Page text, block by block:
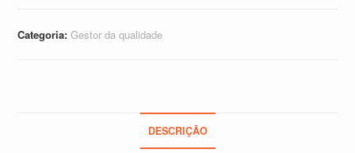
Categoria:Gestor da qualidade
DESCRIÇÃO